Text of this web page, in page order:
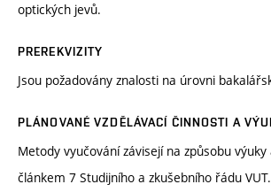
optických jevů.
PREREKVIZITY
Jsou požadovány znalosti na úrovni
PLÁNOVANÉ VZDĚLÁVACÍ ČINNOSTI A
Metody vyučování závisejí na způsobu
článkem 7 Studijního a zkušebního řádu VUT.